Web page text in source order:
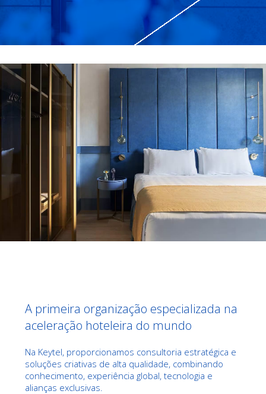
A primeira organização especializada na
aceleração hoteleira do mundo
Na Keytel, proporcionamos consultoria estratégica e
soluções criativas de alta qualidade, combinando
conhecimento, experiência global, tecnologia e
alianças exclusivas.